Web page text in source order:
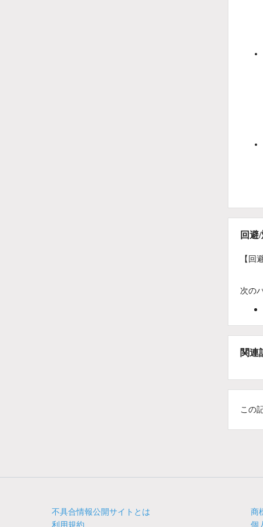
回避
【回
次の
関連
この
不具合情報公開サイトとは
利用規約
商
個